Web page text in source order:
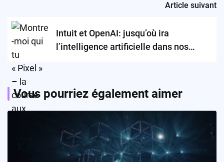
Article suivant
Intuit et OpenAI: jusqu’où ira
l’intelligence artificielle dans nos
Vous pourriez également aimer